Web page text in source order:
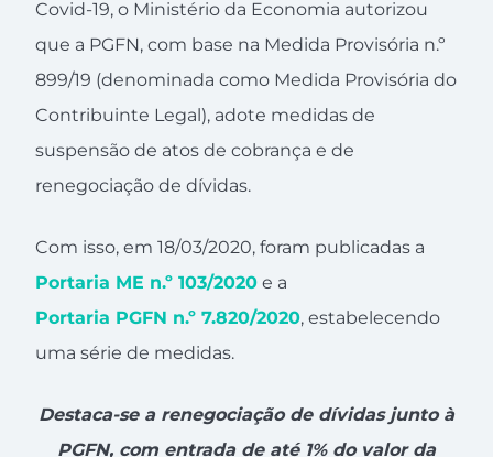
Covid-19, o Ministério da Economia autorizou
que a PGFN, com base na Medida Provisória n.º
899/19 (denominada como Medida Provisória do
Contribuinte Legal), adote medidas de
suspensão de atos de cobrança e de
renegociação de dívidas.
Com isso, em 18/03/2020, foram publicadas a
Portaria ME n.º 103/2020 e a
Portaria PGFN n.º 7.820/2020, estabelecendo
uma série de medidas.
Destaca-se a renegociação de dívidas junto à
PGFN, com entrada de até 1% do valor da